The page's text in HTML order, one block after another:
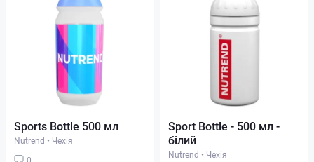
Sports Bottle 500 мл
Nutrend • Чехія
0
Sport Bottle - 500 мл -
білий
Nutrend • Чехія